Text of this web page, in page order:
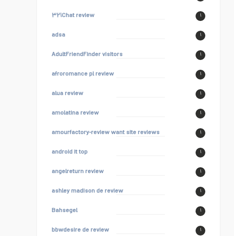
۳۲۱Chat review ۱
adsa ۱
AdultFriendFinder visitors ۱
afroromance pl review ۱
alua review ۱
amolatina review ۱
amourfactory-review want site reviews ۱
android it top ۱
angelreturn review ۱
ashley madison de review ۱
Bahsegel ۱
bbwdesire de review ۱